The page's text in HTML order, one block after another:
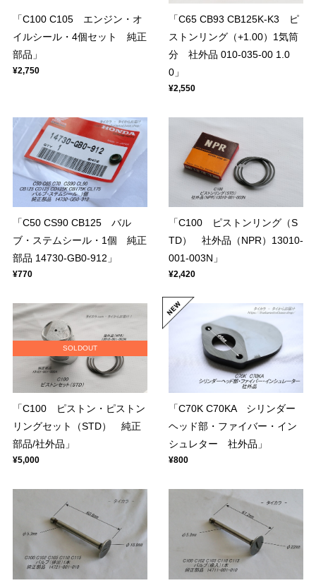
「C100 C105 エンジン・オ
イルシール・4個セット 純正
部品」
¥2,750
「C65 CB93 CB125K-K3 ピ
ストンリング（+1.00）1気筒
分 社外品 010-035-00 1.0
0」
¥2,550
「C50 CS90 CB125 バル
ブ・ステムシール・1個 純正
部品 14730-GB0-912」
¥770
「C100 ピストンリング（S
TD） 社外品（NPR）13010-
001-003N」
¥2,420
SOLDOUT
「C100 ピストン・ピストン
リングセット（STD） 純正
部品/社外品」
¥5,000
「C70K C70KA シリンダー
ヘッド部・ファイバー・イン
シュレター 社外品」
¥800